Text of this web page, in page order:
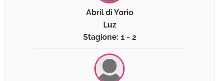
Abril di Yorio
Luz
Stagione: 1 - 2